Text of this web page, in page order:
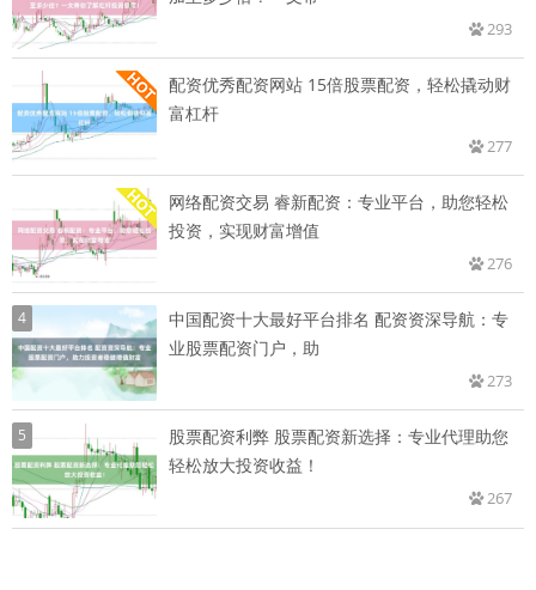
293
配资优秀配资网站 15倍股票配资，轻松撬动财
富杠杆
277
网络配资交易 睿新配资：专业平台，助您轻松
投资，实现财富增值
276
4
中国配资十大最好平台排名 配资资深导航：专
业股票配资门户，助
273
5
股票配资利弊 股票配资新选择：专业代理助您
轻松放大投资收益！
267